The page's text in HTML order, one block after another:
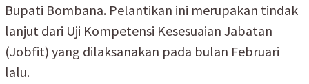
Bupati Bombana. Pelantikan ini merupakan tindak
lanjut dari Uji Kompetensi Kesesuaian Jabatan
(Jobfit) yang dilaksanakan pada bulan Februari
lalu.